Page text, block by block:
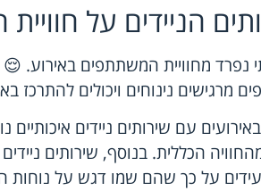
הניידים על
נפרד מחוויית המשתתפים באירוע.
מרגישים נינוחים ויכולים להתרכז
עם שירותים ניידים איכותיים
הכללית. בנוסף, שירותים
על כך שהם שמו דגש על